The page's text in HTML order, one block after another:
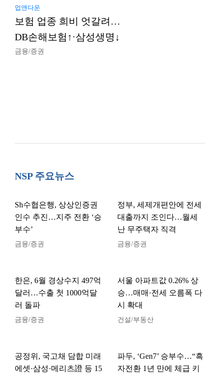
업앤다운
보험 업종 희비 엇갈려…
DB손해보험↑·삼성생명↓
금융/증권
NSP 주요뉴스
Sh수협은행, 상상인증권
인수 추진…지주 전환 ‘승
부수’
금융/증권
정부, 세제개편안에 전세
대출까지 조인다…월세
난 무주택자 직격
금융/증권
한은, 6월 경상수지 497억
달러…수출 첫 1000억달
러 돌파
금융/증권
서울 아파트값 0.26% 상
승…매매·전세 오름폭 다
시 확대
건설/부동산
공정위, 국고채 담합 미래
에셋·삼성·메리츠證 등 15
파두, ‘Gen7’ 승부수…“흑
자전환 1년 만에 체급 키